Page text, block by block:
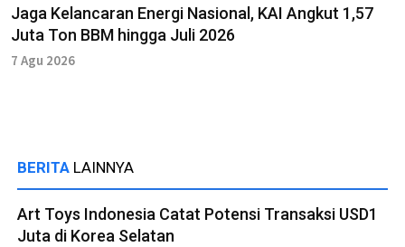
Jaga Kelancaran Energi Nasional, KAI Angkut 1,57
Juta Ton BBM hingga Juli 2026
7 Agu 2026
BERITA LAINNYA
Art Toys Indonesia Catat Potensi Transaksi USD1
Juta di Korea Selatan